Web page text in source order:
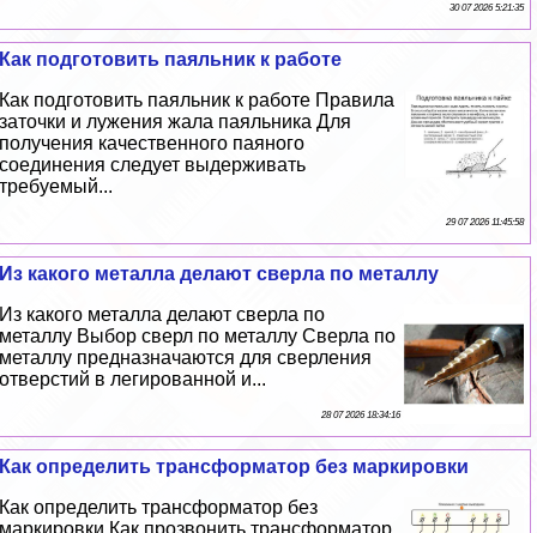
30 07 2026 5:21:35
Как подготовить паяльник к работе
Как подготовить паяльник к работе Правила
заточки и лужения жала паяльника Для
получения качественного паяного
соединения следует выдерживать
требуемый...
29 07 2026 11:45:58
Из какого металла делают сверла по металлу
Из какого металла делают сверла по
металлу Выбор сверл по металлу Сверла по
металлу предназначаются для сверления
отверстий в легированной и...
28 07 2026 18:34:16
Как определить трaнcформатор без маркировки
Как определить трaнcформатор без
маркировки Как прозвонить трaнcформатор